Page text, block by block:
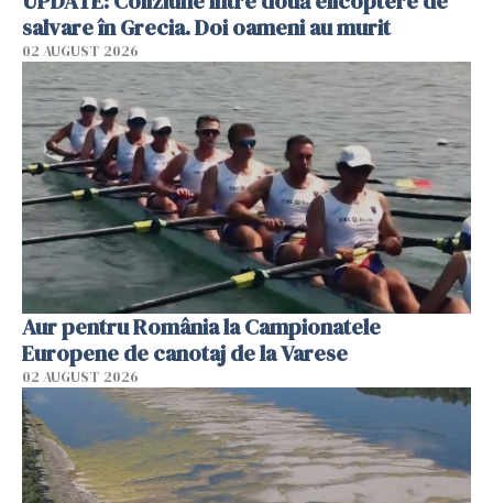
salvare în Grecia. Doi oameni au murit
02 AUGUST 2026
Aur pentru România la Campionatele
Europene de canotaj de la Varese
02 AUGUST 2026